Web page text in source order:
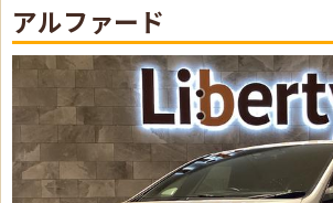
アルファード